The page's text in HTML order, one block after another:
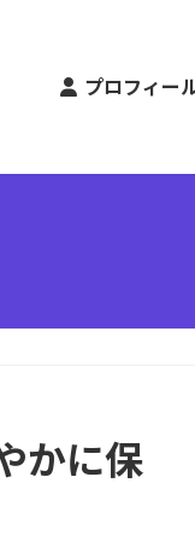
プロフィー
かに保